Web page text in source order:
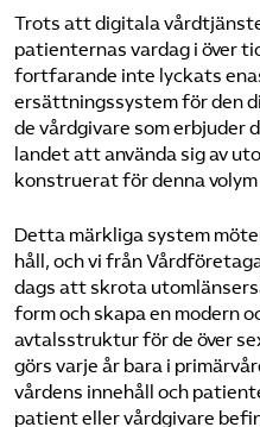
Trots att digitala
patienternas vardag i över
fortfarande inte lyckats
ersättningssystem för den
de vårdgivare som erbjuder
landet att använda sig av
konstruerat för denna volym
Detta märkliga system
håll, och vi från
dags att skrota
form och skapa en modern
avtalsstruktur för de över
görs varje år bara i
vårdens innehåll och
patient eller vårdgivare